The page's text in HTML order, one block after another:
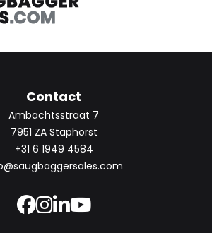
Contact
Ambachtsstraat 7
7951 ZA Staphorst
+31 6 1949 4584